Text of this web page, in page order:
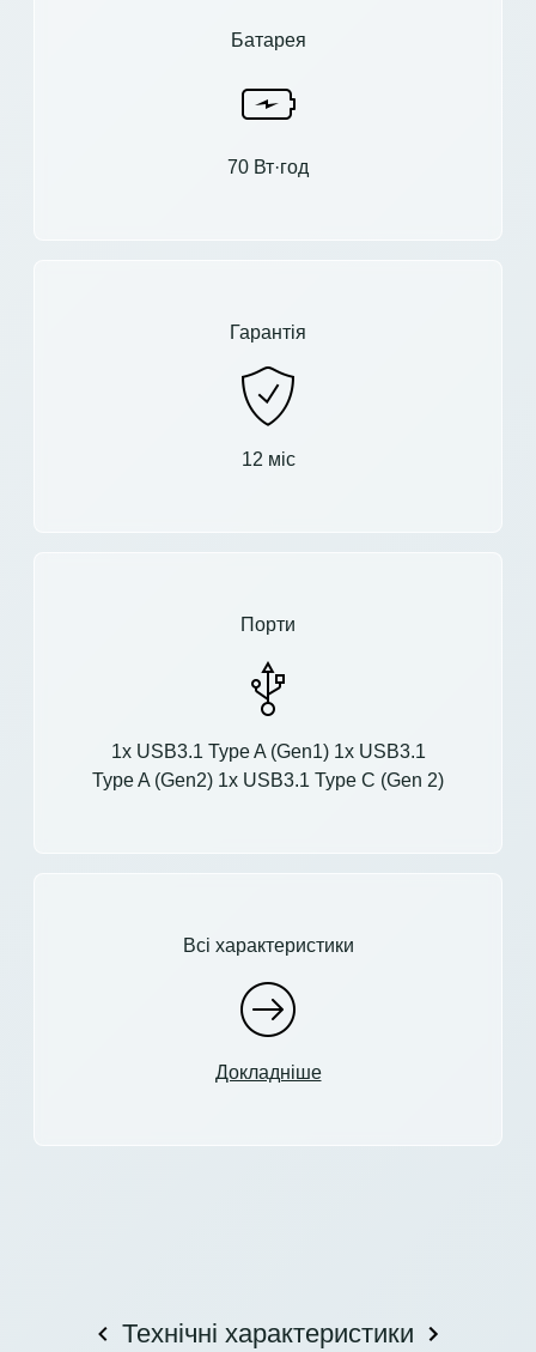
Батарея
70 Вт·год
Гарантія
12 міс
Порти
1x USB3.1 Type A (Gen1) 1x USB3.1
Type A (Gen2) 1x USB3.1 Type C (Gen 2)
Всі характеристики
Докладніше
Технічні характеристики